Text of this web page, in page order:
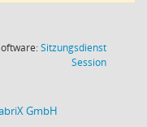
Sitzungsdienst
Session(Wird in
GmbH